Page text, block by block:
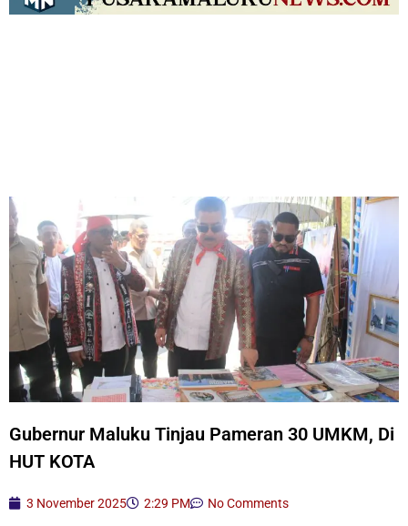
Gubernur Maluku Tinjau Pameran 30 UMKM, Di
HUT KOTA
3 November 2025 2:29 PM No Comments